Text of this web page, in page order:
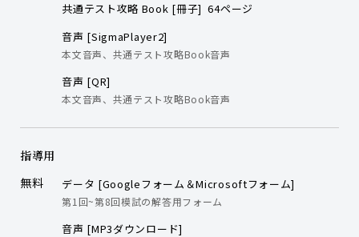
共通テスト攻略 Book [冊子] 64ページ
音声 [SigmaPlayer2]
本文音声、共通テスト攻略Book音声
音声 [QR]
本文音声、共通テスト攻略Book音声
指導用
無料
データ [Googleフォーム＆Microsoftフォーム]
第1回~第8回模試の解答用フォーム
音声 [MP3ダウンロード]